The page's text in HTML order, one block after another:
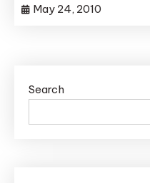
May 24, 2010
Search